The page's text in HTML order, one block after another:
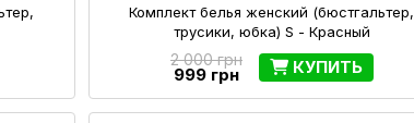
Комплект белья женский (бюстгальтер,
трусики, юбка) S - Красный
2 000 грн
999 грн КУПИТЬ